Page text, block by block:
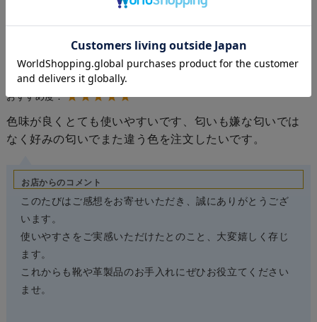
gugu様
おすすめ度：
色味が良くとても使いやすいです、匂いも嫌な匂いでは
なく好みの匂いでまた違う色を注文したいです。
お店からのコメント
このたびはご感想をお寄せいただき、誠にありがとうござ
います。
使いやすさをご実感いただけたとのこと、大変嬉しく存じ
ます。
これからも靴や革製品のお手入れにぜひお役立てください
ませ。